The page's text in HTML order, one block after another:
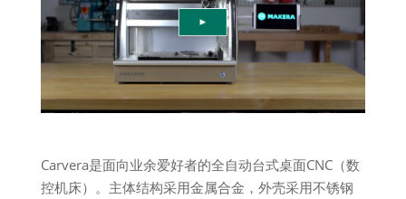
Carvera是面向业余爱好者的全自动台式桌面CNC（数
控机床）。主体结构采用金属合金，外壳采用不锈钢